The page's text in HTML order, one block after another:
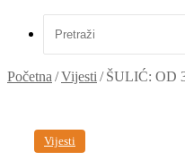
Početna /Vijesti / ŠULIĆ: OD
Vijesti